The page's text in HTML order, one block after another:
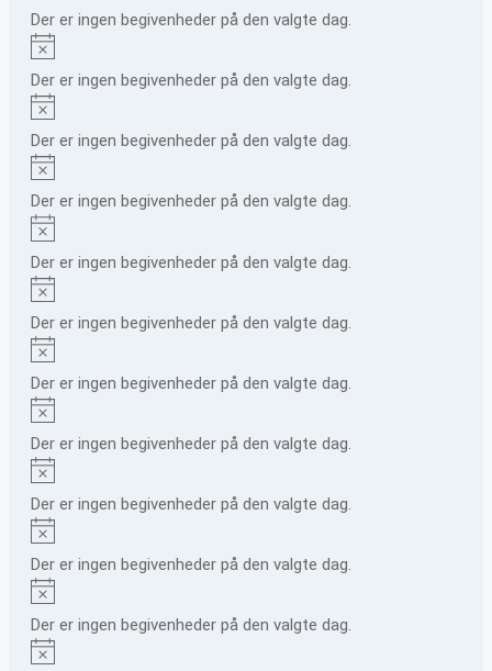
Der er ingen begivenheder på den valgte dag.
Notice
Der er ingen begivenheder på den valgte dag.
Notice
Der er ingen begivenheder på den valgte dag.
Notice
Der er ingen begivenheder på den valgte dag.
Notice
Der er ingen begivenheder på den valgte dag.
Notice
Der er ingen begivenheder på den valgte dag.
Notice
Der er ingen begivenheder på den valgte dag.
Notice
Der er ingen begivenheder på den valgte dag.
Notice
Der er ingen begivenheder på den valgte dag.
Notice
Der er ingen begivenheder på den valgte dag.
Notice
Der er ingen begivenheder på den valgte dag.
Notice